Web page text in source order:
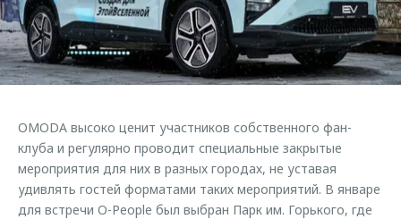
Страхование
Кредитный калькулятор
Аксессуары
Оригинальные аксессуары
Запчасти
Трейд-ин
Руководства по эксплуатации
Клиентская поддержка
O&J Автоклуб
Приложение O&J
Аксессуары
Одежда и сувениры
Обратная связь
OMODA высоко ценит участников собственного фан-
клуба и регулярно проводит специальные закрытые
мероприятия для них в разных городах, не уставая
удивлять гостей форматами таких мероприятий. В январе
для встречи O-People был выбран Парк им. Горького, где